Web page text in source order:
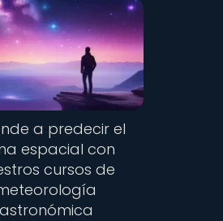
a predecir el
espacial con
cursos de
astronómica